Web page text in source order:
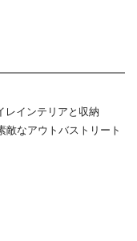
インテリアと収納
なアウトバストリート